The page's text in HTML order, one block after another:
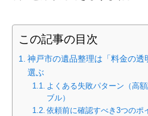
この記事の目次
神戸市の遺品整理は「料金の透
選ぶ
よくある失敗パターン（高
ブル）
依頼前に確認すべき3つのポ